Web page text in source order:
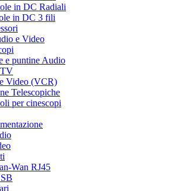
in DC Radiali
in DC 3 fili
e Video
e puntine Audio
Video (VCR)
Telescopiche
per cinescopi
Wan RJ45